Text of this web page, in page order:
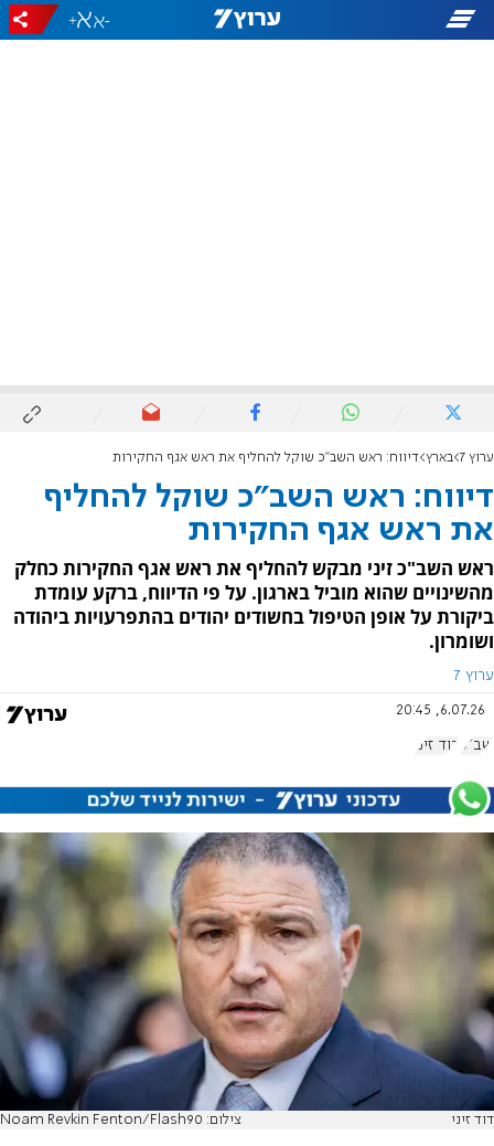
-
+
ערוץ 7 בארץ דיווח: ראש השב"כ שוקל להחליף את ראש אגף החקירות
דיווח: ראש השב"כ שוקל להחליף
את ראש אגף החקירות
ראש השב"כ זיני מבקש להחליף את ראש אגף החקירות כחלק
מהשינויים שהוא מוביל בארגון. על פי הדיווח, ברקע עומדת
ביקורת על אופן הטיפול בחשודים יהודים בהתפרעויות ביהודה
ושומרון.
ערוץ 7
6.07.26, 20:45
שב"כ דוד זיני
דוד זיני צילום: Noam Revkin Fenton/Flash90